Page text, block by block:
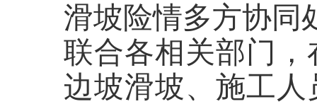
滑坡险情多方协同
联合各相关部门
边坡滑坡、施工